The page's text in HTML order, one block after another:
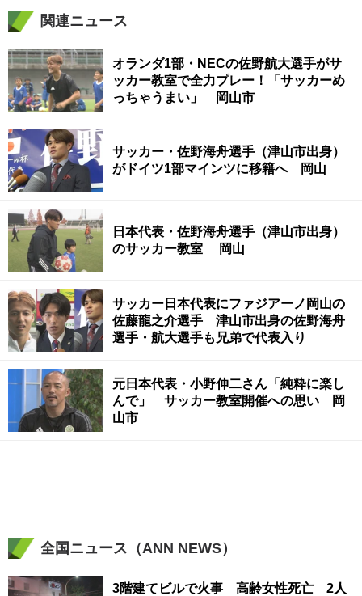
関連ニュース
オランダ1部・NECの佐野航大選手がサ
ッカー教室で全力プレー！「サッカーめ
っちゃうまい」 岡山市
サッカー・佐野海舟選手（津山市出身）
がドイツ1部マインツに移籍へ 岡山
日本代表・佐野海舟選手（津山市出身）
のサッカー教室 岡山
サッカー日本代表にファジアーノ岡山の
佐藤龍之介選手 津山市出身の佐野海舟
選手・航大選手も兄弟で代表入り
元日本代表・小野伸二さん「純粋に楽し
んで」 サッカー教室開催への思い 岡
山市
全国ニュース（ANN NEWS）
3階建てビルで火事 高齢女性死亡 2人